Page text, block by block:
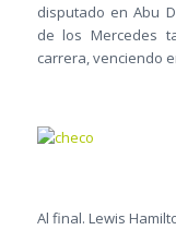
disputado en Abu
de los Mercedes
carrera, venciendo
Al final. Lewis